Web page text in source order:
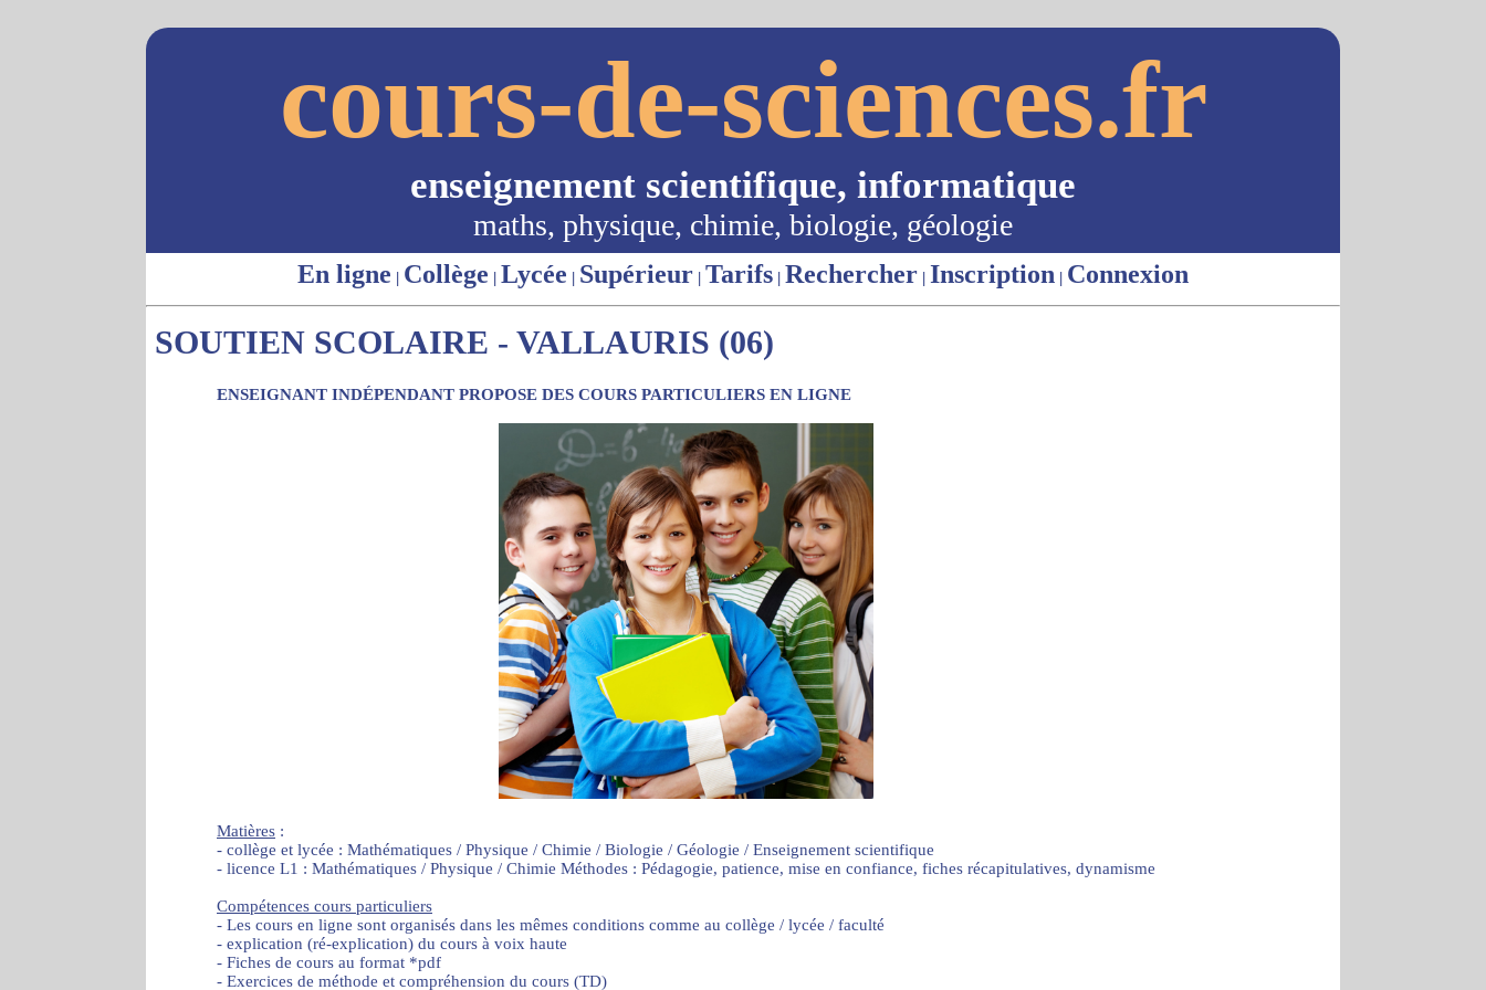
cours-de-sciences.fr
enseignement scientifique, informatique
maths, physique, chimie, biologie, géologie
En ligne | Collège | Lycée | Supérieur | Tarifs | Rechercher | Inscription | Connexion
SOUTIEN SCOLAIRE - VALLAURIS (06)
ENSEIGNANT INDÉPENDANT PROPOSE DES COURS PARTICULIERS EN LIGNE
Matières :
- collège et lycée : Mathématiques / Physique / Chimie / Biologie / Géologie / Enseignement scientifique
- licence L1 : Mathématiques / Physique / Chimie Méthodes : Pédagogie, patience, mise en confiance, fiches récapitulatives, dynamisme
Compétences cours particuliers
- Les cours en ligne sont organisés dans les mêmes conditions comme au collège / lycée / faculté
- explication (ré-explication) du cours à voix haute
- Fiches de cours au format *pdf
- Exercices de méthode et compréhension du cours (TD)